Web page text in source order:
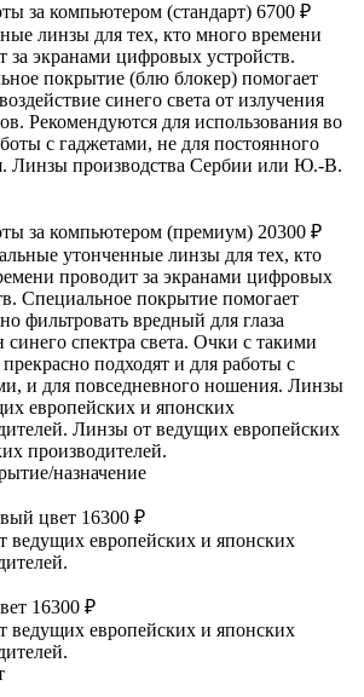
за компьютером (стандарт) 6700 ₽
линзы для тех, кто много времени
за экранами цифровых устройств.
покрытие (блю блокер) помогает
синего света от излучения
Рекомендуются для использования во
с гаджетами, не для постоянного
Линзы производства Сербии или Ю.-В.
за компьютером (премиум) 20300 ₽
утонченные линзы для тех, кто
проводит за экранами цифровых
Специальное покрытие помогает
фильтровать вредный для глаза
синего спектра света. Очки с такими
подходят и для работы с
и для повседневного ношения. Линзы
европейских и японских
Линзы от ведущих европейских
производителей.
назначение
цвет 16300 ₽
ведущих европейских и японских
16300 ₽
ведущих европейских и японских